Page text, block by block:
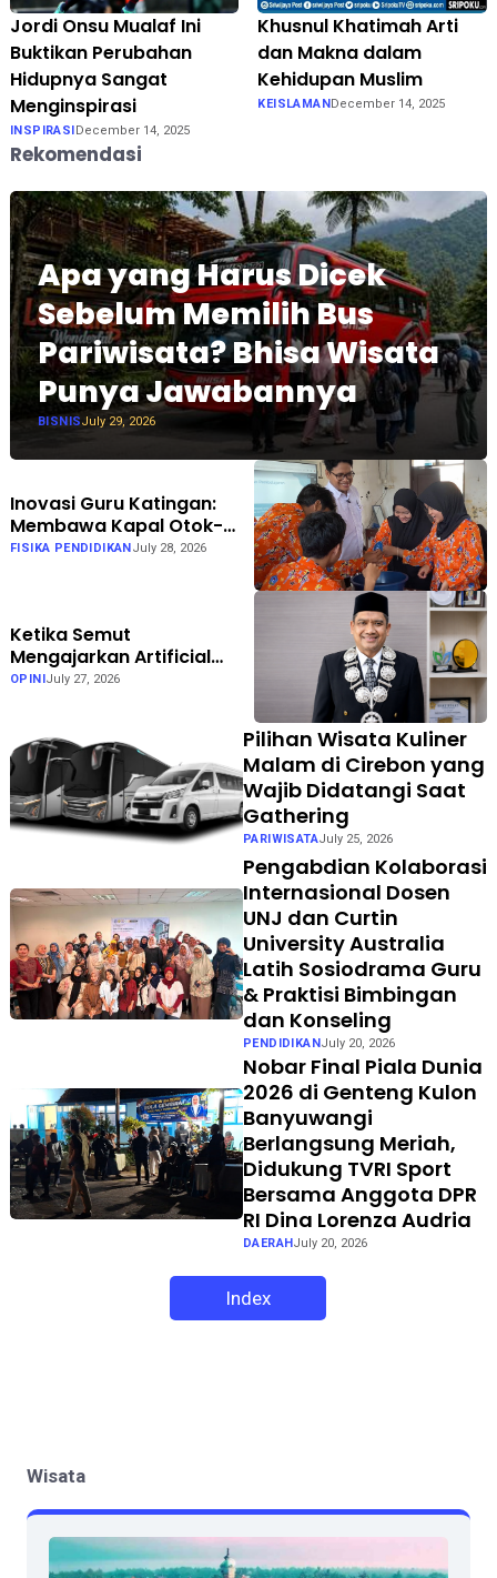
Jordi Onsu Mualaf Ini
Buktikan Perubahan
Hidupnya Sangat
Menginspirasi
INSPIRASI December 14, 2025
Khusnul Khatimah Arti
dan Makna dalam
Kehidupan Muslim
KEISLAMAN December 14, 2025
Rekomendasi
Apa yang Harus Dicek
Sebelum Memilih Bus
Pariwisata? Bhisa Wisata
Punya Jawabannya
BISNISJuly 29, 2026
Inovasi Guru Katingan:
Membawa Kapal Otok-
Otok ke Kelas dengan
FISIKA PENDIDIKANJuly 28, 2026
Ketika Semut
Mengajarkan Artificial
Intelligence: Inspirasi Al-
OPINIJuly 27, 2026
Pilihan Wisata Kuliner
Malam di Cirebon yang
Wajib Didatangi Saat
Gathering
PARIWISATAJuly 25, 2026
Pengabdian Kolaborasi
Internasional Dosen
UNJ dan Curtin
University Australia
Latih Sosiodrama Guru
& Praktisi Bimbingan
dan Konseling
PENDIDIKANJuly 20, 2026
Nobar Final Piala Dunia
2026 di Genteng Kulon
Banyuwangi
Berlangsung Meriah,
Didukung TVRI Sport
Bersama Anggota DPR
RI Dina Lorenza Audria
DAERAHJuly 20, 2026
Index
Wisata